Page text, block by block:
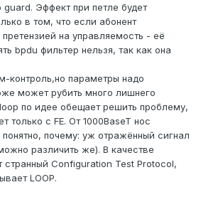
Эффект при петле будет
в том, что если абонент
на управляемость - её
bpdu фильтер нельзя, так как она
контроль,но параметры надо
может рубить много лишнего
по идее обещает решить проблему,
только с FE. От 1000BaseT нос
понятно, почему: уж отражённый сигнал
различить же). В качестве
странный Configuration Test Protocol,
LOOP.